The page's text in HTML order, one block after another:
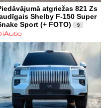
atgriežas 821 Zs
Shelby F-150 Super
Sport (+ FOTO)
9